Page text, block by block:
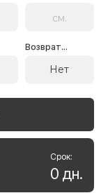
Возврат...
Нет
Срок:
0 дн.